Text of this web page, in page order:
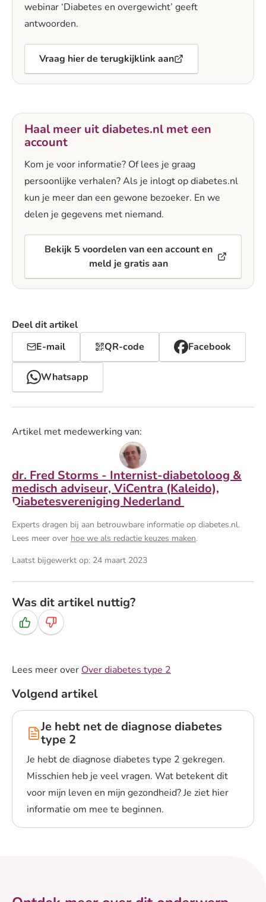
webinar ‘Diabetes en overgewicht’ geeft
antwoorden.
Vraag hier de terugkijklink aan
Haal meer uit diabetes.nl met een
account
Kom je voor informatie? Of lees je graag
persoonlijke verhalen? Als je inlogt op diabetes.nl
kun je meer dan een gewone bezoeker. En we
delen je gegevens met niemand.
Bekijk 5 voordelen van een account en
meld je gratis aan
Deel dit artikel
E-mail
QR-code Facebook
Whatsapp
Artikel met medewerking van:
dr. Fred Storms - Internist-diabetoloog &
medisch adviseur, ViCentra (Kaleido),
Diabetesvereniging Nederland
Experts dragen bij aan betrouwbare informatie op diabetes.nl.
Lees meer over hoe we als redactie keuzes maken.
Laatst bijgewerkt op: 24 maart 2023
Was dit artikel nuttig?
Ja Nee
Lees meer over Over diabetes type 2
Volgend artikel
Je hebt net de diagnose diabetes
type 2
Je hebt de diagnose diabetes type 2 gekregen.
Misschien heb je veel vragen. Wat betekent dit
voor mijn leven en mijn gezondheid? Je ziet hier
informatie om mee te beginnen.
Lees meer over Je hebt net de diagnose diabetes type 2